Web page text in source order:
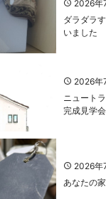
2026年
ダラダラ
いました
2026年
ニュート
完成見学
2026年
あなたの